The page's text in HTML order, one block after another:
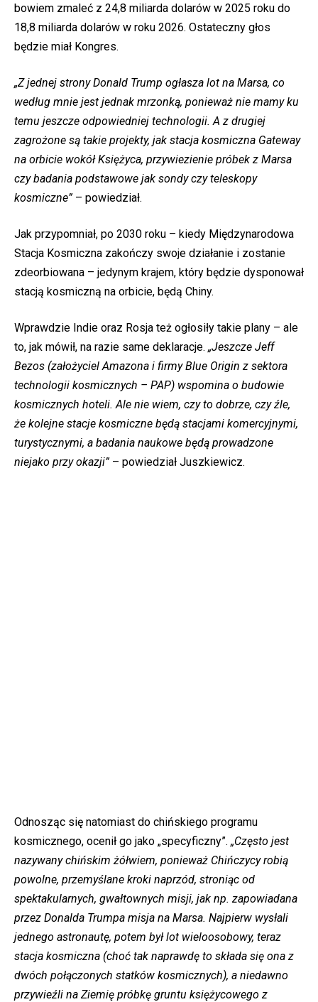
bowiem zmaleć z 24,8 miliarda dolarów w 2025 roku do
18,8 miliarda dolarów w roku 2026. Ostateczny głos
będzie miał Kongres.
„Z jednej strony Donald Trump ogłasza lot na Marsa, co
według mnie jest jednak mrzonką, ponieważ nie mamy ku
temu jeszcze odpowiedniej technologii. A z drugiej
zagrożone są takie projekty, jak stacja kosmiczna Gateway
na orbicie wokół Księżyca, przywiezienie próbek z Marsa
czy badania podstawowe jak sondy czy teleskopy
kosmiczne”– powiedział.
Jak przypomniał, po 2030 roku – kiedy Międzynarodowa
Stacja Kosmiczna zakończy swoje działanie i zostanie
zdeorbiowana – jedynym krajem, który będzie dysponował
stacją kosmiczną na orbicie, będą Chiny.
Wprawdzie Indie oraz Rosja też ogłosiły takie plany – ale
to, jak mówił, na razie same deklaracje. „Jeszcze Jeff
Bezos (założyciel Amazona i firmy Blue Origin z sektora
technologii kosmicznych – PAP) wspomina o budowie
kosmicznych hoteli. Ale nie wiem, czy to dobrze, czy źle,
że kolejne stacje kosmiczne będą stacjami komercyjnymi,
turystycznymi, a badania naukowe będą prowadzone
niejako przy okazji”– powiedział Juszkiewicz.
Odnosząc się natomiast do chińskiego programu
kosmicznego, ocenił go jako „specyficzny”. „Często jest
nazywany chińskim żółwiem, ponieważ Chińczycy robią
powolne, przemyślane kroki naprzód, stroniąc od
spektakularnych, gwałtownych misji, jak np. zapowiadana
przez Donalda Trumpa misja na Marsa. Najpierw wysłali
jednego astronautę, potem był lot wieloosobowy, teraz
stacja kosmiczna (choć tak naprawdę to składa się ona z
dwóch połączonych statków kosmicznych), a niedawno
przywieźli na Ziemię próbkę gruntu księżycowego z